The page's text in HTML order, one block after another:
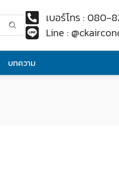
เบอร์โทร : 080-
Line :
บทความ